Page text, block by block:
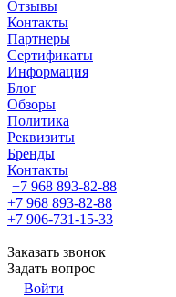
Отзывы
Контакты
Партнеры
Сертификаты
Информация
Блог
Обзоры
Политика
Реквизиты
Бренды
Контакты
+7 968 893-82-88
+7 968 893-82-88
+7 906-731-15-33
Заказать звонок
Задать вопрос
Войти